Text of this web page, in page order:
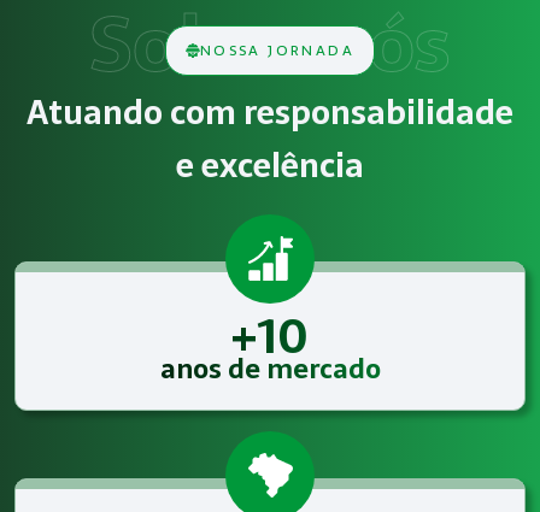
Obrigatoriedade legal
Empresas que exercem atividades com exposição a riscos
Atendimento especializado
A Megatrab - Engenharia de Segurança do Trabalho
NOSSA JORNADA
Atuando com responsabilidade
e excelência
+10
anos de mercado